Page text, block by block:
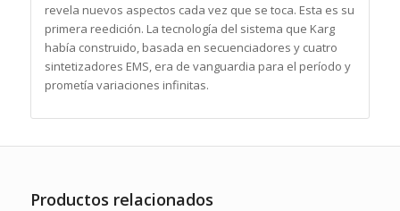
revela nuevos aspectos cada vez que se toca. Esta es su
primera reedición. La tecnología del sistema que Karg
había construido, basada en secuenciadores y cuatro
sintetizadores EMS, era de vanguardia para el período y
prometía variaciones infinitas.
Productos relacionados